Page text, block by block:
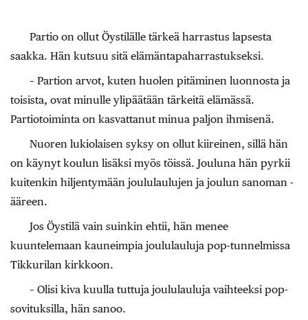
Partio on ollut Öystilälle tärkeä harrastus lapsesta
saakka. Hän kutsuu sitä elämäntapaharrastukseksi.
– Partion arvot, kuten huolen pitäminen luonnosta ja
toisista, ovat minulle ylipäätään tärkeitä elämässä.
Partiotoiminta on kasvattanut minua paljon ihmisenä.
Nuoren lukiolaisen syksy on ollut kiireinen, sillä hän
on käynyt koulun lisäksi myös töissä. Jouluna hän pyrkii
kuitenkin hiljentymään joululaulujen ja joulun sanoman ­
ääreen.
Jos Öystilä vain suinkin ehtii, hän menee
kuuntelemaan kauneimpia joululauluja pop-tunnelmissa
Tikkurilan kirkkoon.
– Olisi kiva kuulla tuttuja joululauluja vaihteeksi pop-
sovituksilla, hän sanoo.